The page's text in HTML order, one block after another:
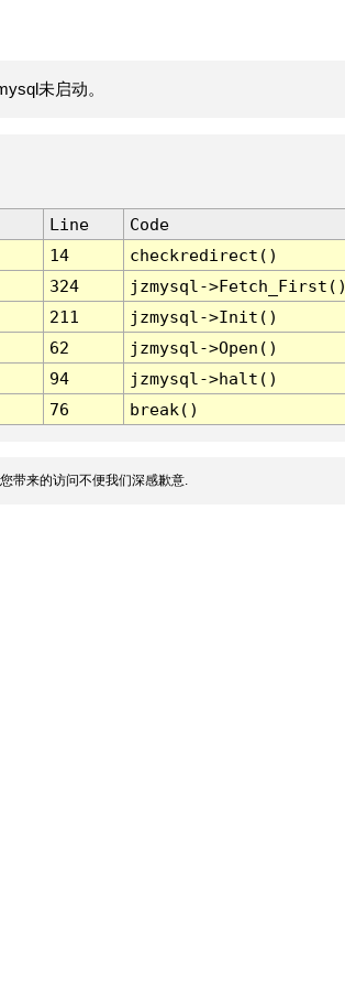
未启动。
Line
Code
14
checkredirect()
324
jzmysql-
211
jzmysql->Init()
62
jzmysql->Open()
94
jzmysql->halt()
76 break()
带来的访问不便我们深感歉意.